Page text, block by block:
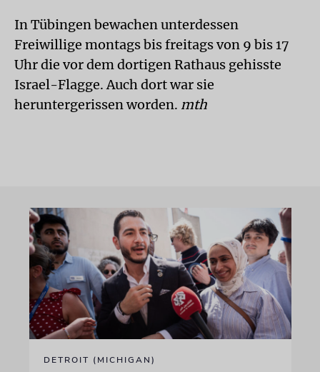
In Tübingen bewachen unterdessen
Freiwillige montags bis freitags von 9 bis 17
Uhr die vor dem dortigen Rathaus gehisste
Israel-Flagge. Auch dort war sie
heruntergerissen worden. mth
DETROIT (MICHIGAN)